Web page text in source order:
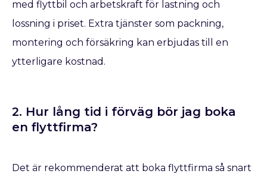
med flyttbil och arbetskraft för lastning och
lossning i priset. Extra tjänster som packning,
montering och försäkring kan erbjudas till en
ytterligare kostnad.
2. Hur lång tid i förväg bör jag boka
en flyttfirma?
Det är rekommenderat att boka flyttfirma så snart